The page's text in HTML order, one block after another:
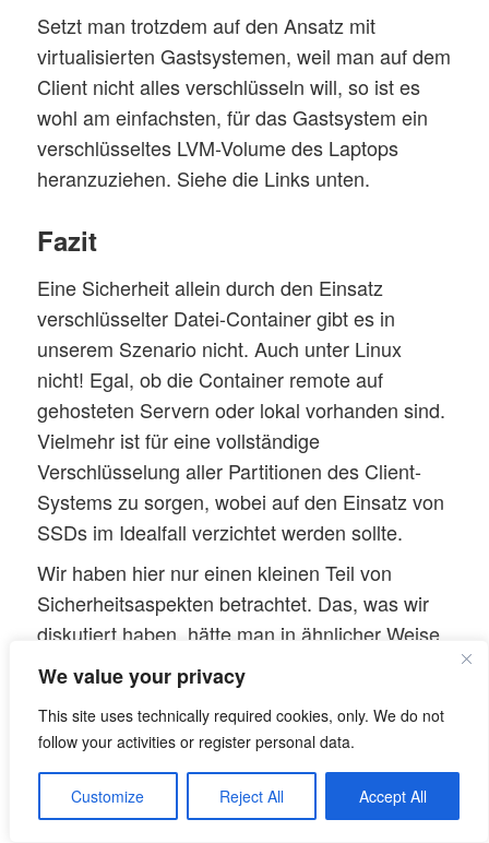
We value your privacy
This site uses technically required cookies, only. We do not
follow your activities or register personal data.
Customize Reject All Accept All
Setzt man trotzdem auf den Ansatz mit
virtualisierten Gastsystemen, weil man auf dem
Client nicht alles verschlüsseln will, so ist es
wohl am einfachsten, für das Gastsystem ein
verschlüsseltes LVM-Volume des Laptops
heranzuziehen. Siehe die Links unten.
Fazit
Eine Sicherheit allein durch den Einsatz
verschlüsselter Datei-Container gibt es in
unserem Szenario nicht. Auch unter Linux
nicht! Egal, ob die Container remote auf
gehosteten Servern oder lokal vorhanden sind.
Vielmehr ist für eine vollständige
Verschlüsselung aller Partitionen des Client-
Systems zu sorgen, wobei auf den Einsatz von
SSDs im Idealfall verzichtet werden sollte.
Wir haben hier nur einen kleinen Teil von
Sicherheitsaspekten betrachtet. Das, was wir
diskutiert haben, hätte man in ähnlicher Weise
aber auch für andere Betriebssysteme
aufschreiben können. Sicherheit ist ein weit
komplexeres Thema als nur eine Frage des
Betriebssystems. Das gute an Linux ist jedoch,
dass man hier alle notwendigen Tools zur
Verbesserung der Sicherung